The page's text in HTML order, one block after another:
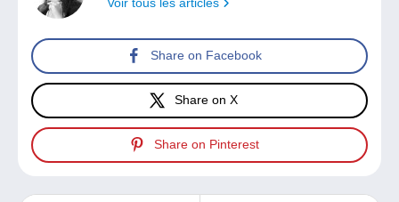
Share on Facebook
Share on X
Share on Pinterest